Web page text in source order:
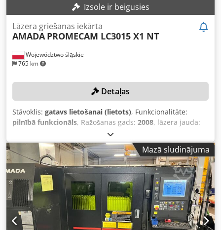
Izsole ir beigusies
Województwo śląskie
765 km
Lāzera griešanas iekārta
AMADA PROMECAM LC3015 X1 NT
Detaļas
Stāvoklis: gatavs lietošanai (lietots), Funkcionalitāte:
pilnībā funkcionāls, Ražošanas gads: 2008, lāzera jauda:
1 500 mm
mm, Aprīkojums:dzesēšanas iekārta, Nav minimālās
cenas – garantēta pārdošana augstākajam solītājam!
Iekārta tika apkopota 2022. gadā Amada speciālista vadībā.
Apkopes protokols pievienots šim sludinājumam!
Dksdpfoxgg Irex Andsr TEHNISKĀ INFORMĀCIJA Lāzera
jauda: 4 kW Galds platums: 3 000 mm Galds garums: 1 500
mm APRĪKOJUMS Ridel dzesētājs Donaldson nosūcējs 2
maināmie galdi
Mazā sludinājuma